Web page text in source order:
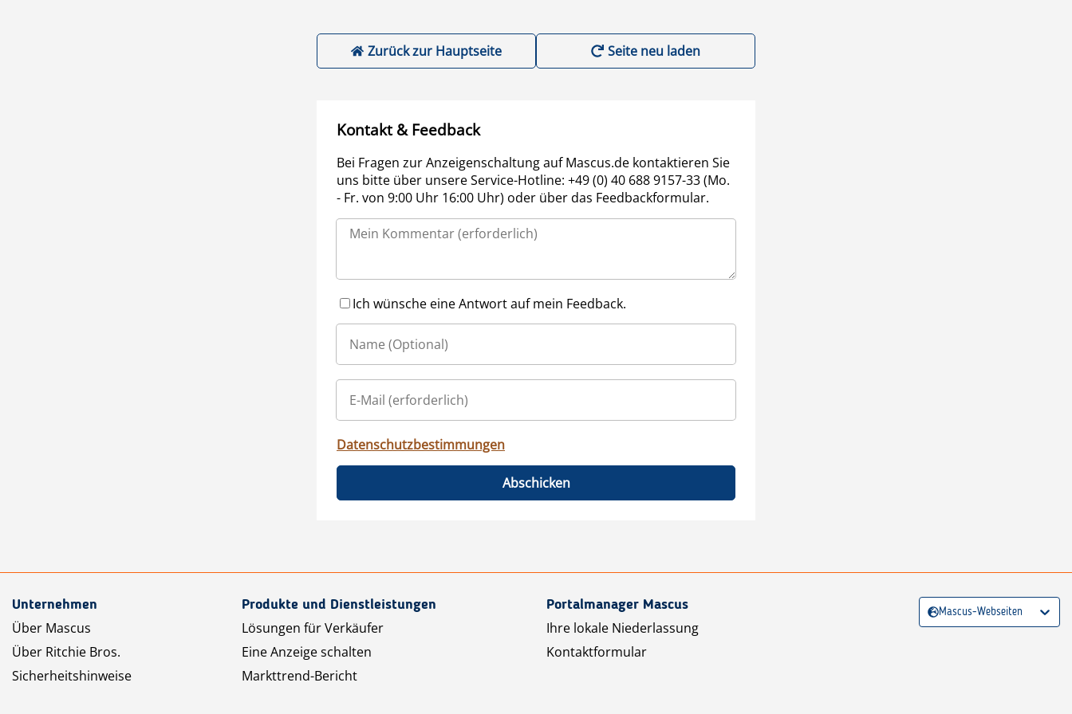
Zurück zur Hauptseite Seite neu laden
Kontakt & Feedback
Bei Fragen zur Anzeigenschaltung auf Mascus.de kontaktieren Sie
uns bitte über unsere Service-Hotline: +49 (0) 40 688 9157-33 (Mo.
- Fr. von 9:00 Uhr 16:00 Uhr) oder über das Feedbackformular.
Ich wünsche eine Antwort auf mein Feedback.
Datenschutzbestimmungen
Abschicken
Unternehmen
Über Mascus
Über Ritchie Bros.
Sicherheitshinweise
Produkte und Dienstleistungen
Lösungen für Verkäufer
Eine Anzeige schalten
Markttrend-Bericht
Portalmanager Mascus
Ihre lokale Niederlassung
Kontaktformular
Mascus-Webseiten